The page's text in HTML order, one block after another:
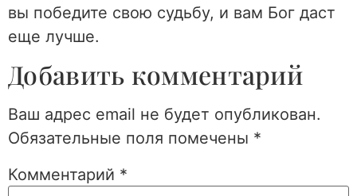
вы победите свою судьбу, и вам Бог даст
еще лучше.
Добавить комментарий
Ваш адрес email не будет опубликован.
Обязательные поля помечены *
Комментарий *